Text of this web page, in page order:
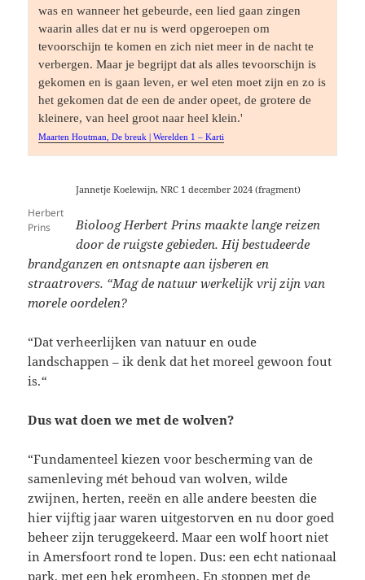
was en wanneer het gebeurde, een lied gaan zingen
waarin alles dat er nu is werd opgeroepen om
tevoorschijn te komen en zich niet meer in de nacht te
verbergen. Maar je begrijpt dat als alles tevoorschijn is
gekomen en is gaan leven, er wel eten moet zijn en zo is
het gekomen dat de een de ander opeet, de grotere de
Maarten Houtman, De breuk | Werelden 1 – Karti
Herbert
Prins
Jannetje Koelewijn, NRC 1 december 2024 (fragment)
Bioloog Herbert Prins maakte lange reizen
door de ruigste gebieden. Hij bestudeerde
brandganzen en ontsnapte aan ijsberen en
straatrovers. “Mag de natuur werkelijk vrij zijn van
morele oordelen?
“Dat verheerlijken van natuur en oude
landschappen – ik denk dat het moreel gewoon fout
is.“
Dus wat doen we met de wolven?
“Fundamenteel kiezen voor bescherming van de
samenleving mét behoud vanwolven, wilde
zwijnen, herten, reeën en alle andere beesten die
hier vijftig jaar waren uitgestorven en nu door goed
beheer zijn teruggekeerd. Maar een wolf hoort niet
in Amersfoort rond te lopen. Dus: een echt nationaal
park, met een hek eromheen. En stoppen met de